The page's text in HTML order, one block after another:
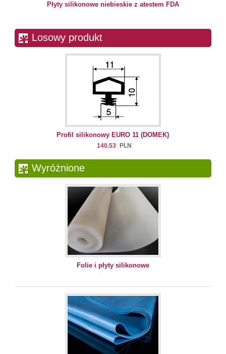
Płyty silikonowe niebieskie z atestem FDA
Losowy produkt
Profil silikonowy EURO 11 (DOMEK)
140.53 PLN
Wyróżnione
Folie i płyty silikonowe